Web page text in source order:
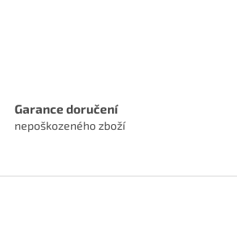
Garance doručení
nepoškozeného zboží